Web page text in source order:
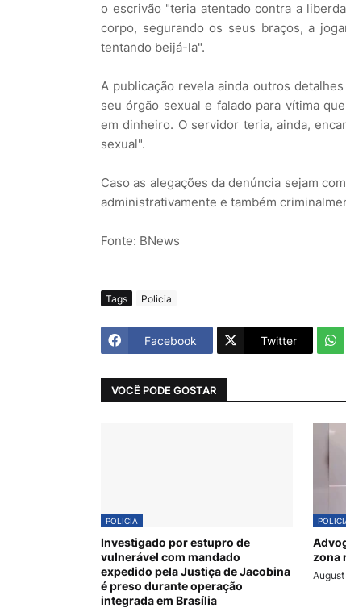
o escrivão "teria atentado contra a
corpo, segurando os seus braços, a
tentando beijá-la".
A publicação revela ainda outros
seu órgão sexual e falado para vítima
em dinheiro. O servidor teria, ainda,
sexual".
Caso as alegações da denúncia sejam
administrativamente e também
Fonte: BNews
Tags Policia
Facebook Twitter
VOCÊ PODE GOSTAR
POLICIA
Investigado por estupro de
vulnerável com mandado
expedido pela Justiça de Jacobina
é preso durante operação
integrada em Brasília
zona